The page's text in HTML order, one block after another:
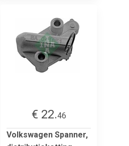
€ 22.46
Volkswagen Spanner,